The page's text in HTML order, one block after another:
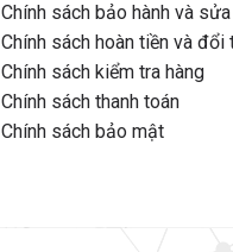
Chính sách bảo hành và
Chính sách hoàn tiền và đổi
Chính sách kiểm tra hàng
Chính sách thanh toán
Chính sách bảo mật